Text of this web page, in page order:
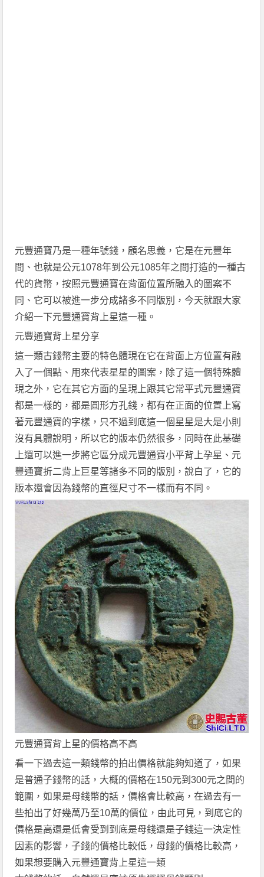
元豐通寶乃是一種年號錢 ， 顧名思義，它是在元豐年
間 、也就是公元1078年到公元1085年之間打造的一種古
代的貨幣，按照元豐通寶在背面位置所融入的圖案不
同、 它可以被進一步分成諸多不同版別 ，今天就跟大家
介紹一下元豐通寶背上星這一種。
元豐通寶背上星分享
這一類古錢幣主要的特色體現在它在背面上方位置有融
入了一個點 、 用來代表星星的圖案 ，除了這一個特殊體
現之外，它在其它方面的呈現上跟其它常平式元豐通寶
都是一樣的，都是圓形方孔錢，都有在正面的位置上寫
著元豐通寶的字樣，只不過到底這一個星星是大是小則
沒有具體說明，所以它的版本仍然很多，同時在此基礎
上還可以進一步將它區分成元豐通寶小平背上孕星、元
豐通寶折二背上巨星等諸多不同的版別，說白了，它的
版本還會因為錢幣的直徑尺寸不一樣而有不同。
元豐通寶背上星的價格高不高
看一下過去這一類錢幣的拍出價格就能夠知道了，如果
是普通子錢幣的話，大概的價格在150元到300元之間的
範圍，如果是母錢幣的話，價格會比較高，在過去有一
些拍出了好幾萬乃至10萬的價位，由此可見，到底它的
價格是高還是低會受到到底是母錢還是子錢這一決定性
因素的影響，子錢的價格比較低，母錢的價格比較高，
如果想要購入 元豐通寶背上星這一類